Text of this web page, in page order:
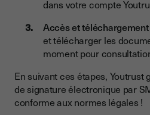
dans votre compte
Accès et téléchargement
et télécharger les
moment pour
En suivant ces étapes, Youtrust
de signature électronique par
conforme aux normes légales !